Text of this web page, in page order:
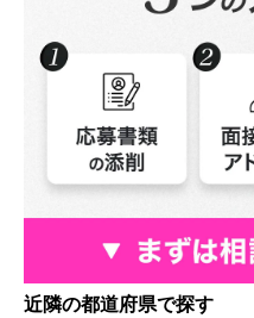
近隣の都道府県で探す